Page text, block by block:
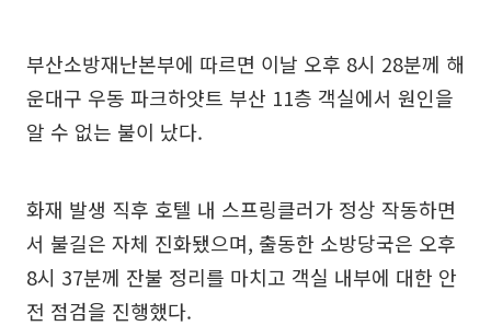
부산소방재난본부에 따르면 이날 오후 8시 28분께 해
운대구 우동 파크하얏트 부산 11층 객실에서 원인을
알 수 없는 불이 났다.
화재 발생 직후 호텔 내 스프링클러가 정상 작동하면
서 불길은 자체 진화됐으며, 출동한 소방당국은 오후
8시 37분께 잔불 정리를 마치고 객실 내부에 대한 안
전 점검을 진행했다.